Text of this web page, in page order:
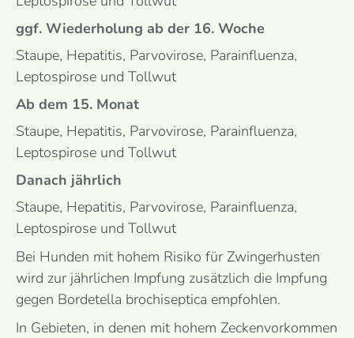
ggf. Wiederholung ab der 16. Woche
Staupe, Hepatitis, Parvovirose, Parainfluenza,
Leptospirose und Tollwut
Ab dem 15. Monat
Staupe, Hepatitis, Parvovirose, Parainfluenza,
Leptospirose und Tollwut
Danach jährlich
Staupe, Hepatitis, Parvovirose, Parainfluenza,
Leptospirose und Tollwut
Bei Hunden mit hohem Risiko für Zwinger­husten
wird zur jähr­lichen Impfung zusätz­lich die Impfung
gegen Bordetella brochi­septica empfohlen.
In Gebieten, in denen mit hohem Zecken­vorkommen